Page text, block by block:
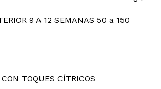
9 A 12 SEMANAS 50 a 150
TOQUES CÍTRICOS